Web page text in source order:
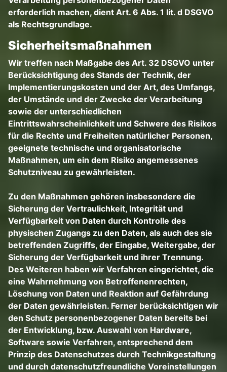
erforderlich machen, dient Art. 6 Abs. 1 lit. d DSGVO
als Rechtsgrundlage.
Sicherheitsmaßnahmen
Wir treffen nach Maßgabe des Art. 32 DSGVO unter
Berücksichtigung des Stands der Technik, der
Implementierungskosten und der Art, des Umfangs,
der Umstände und der Zwecke der Verarbeitung
sowie der unterschiedlichen
Eintrittswahrscheinlichkeit und Schwere des Risikos
für die Rechte und Freiheiten natürlicher Personen,
geeignete technische und organisatorische
Maßnahmen, um ein dem Risiko angemessenes
Schutzniveau zu gewährleisten.
Zu den Maßnahmen gehören insbesondere die
Sicherung der Vertraulichkeit, Integrität und
Verfügbarkeit von Daten durch Kontrolle des
physischen Zugangs zu den Daten, als auch des sie
betreffenden Zugriffs, der Eingabe, Weitergabe, der
Sicherung der Verfügbarkeit und ihrer Trennung.
Des Weiteren haben wir Verfahren eingerichtet, die
eine Wahrnehmung von Betroffenenrechten,
Löschung von Daten und Reaktion auf Gefährdung
der Daten gewährleisten. Ferner berücksichtigen wir
den Schutz personenbezogener Daten bereits bei
der Entwicklung, bzw. Auswahl von Hardware,
Software sowie Verfahren, entsprechend dem
Prinzip des Datenschutzes durch Technikgestaltung
und durch datenschutzfreundliche Voreinstellungen